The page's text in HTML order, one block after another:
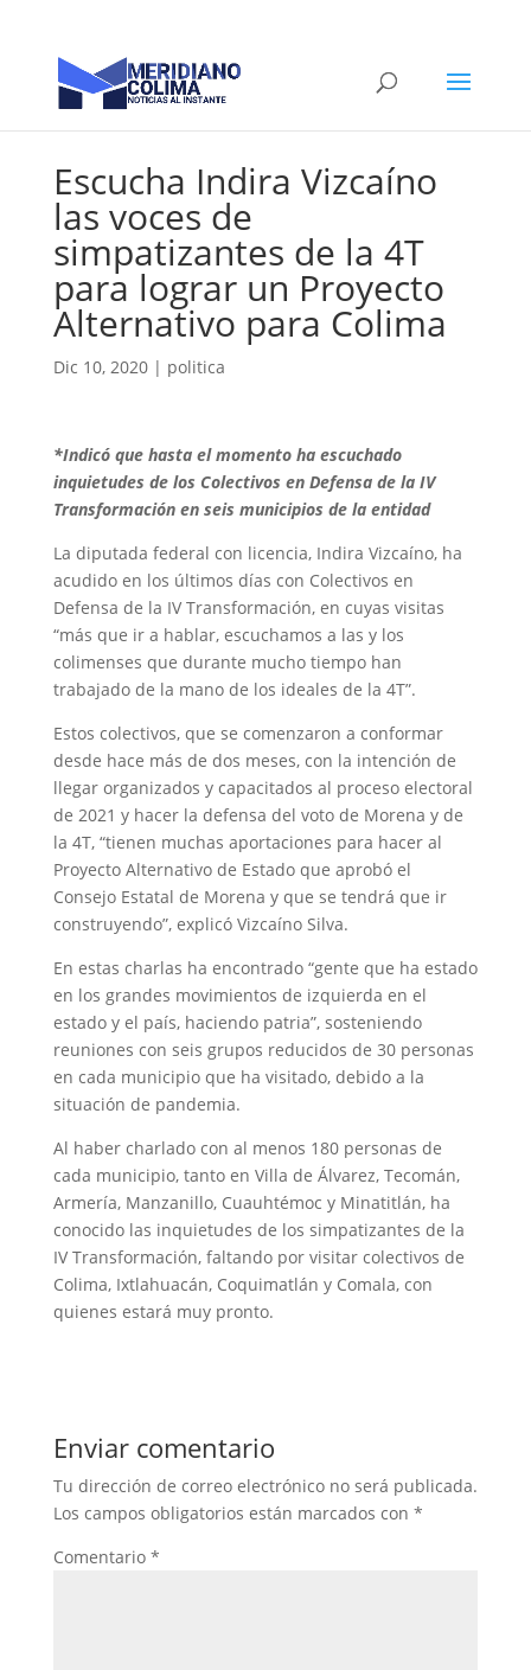
Escucha Indira Vizcaíno
las voces de
simpatizantes de la 4T
para lograr un Proyecto
Alternativo para Colima
Dic 10, 2020| politica
*Indicó que hasta el momento ha escuchado
inquietudes de los Colectivos en Defensa de la IV
Transformación en seis municipios de la entidad
La diputada federal con licencia, Indira Vizcaíno, ha
acudido en los últimos días con Colectivos en
Defensa de la IV Transformación, en cuyas visitas
“más que ir a hablar, escuchamos a las y los
colimenses que durante mucho tiempo han
trabajado de la mano de los ideales de la 4T”.
Estos colectivos, que se comenzaron a conformar
desde hace más de dos meses, con la intención de
llegar organizados y capacitados al proceso electoral
de 2021 y hacer la defensa del voto de Morena y de
la 4T, “tienen muchas aportaciones para hacer al
Proyecto Alternativo de Estado que aprobó el
Consejo Estatal de Morena y que se tendrá que ir
construyendo”, explicó Vizcaíno Silva.
En estas charlas ha encontrado “gente que ha estado
en los grandes movimientos de izquierda en el
estado y el país, haciendo patria”, sosteniendo
reuniones con seis grupos reducidos de 30 personas
en cada municipio que ha visitado, debido a la
situación de pandemia.
Al haber charlado con al menos 180 personas de
cada municipio, tanto en Villa de Álvarez, Tecomán,
Armería, Manzanillo, Cuauhtémoc y Minatitlán, ha
conocido las inquietudes de los simpatizantes de la
IV Transformación, faltando por visitar colectivos de
Colima, Ixtlahuacán, Coquimatlán y Comala, con
quienes estará muy pronto.
Enviar comentario
Tu dirección de correo electrónico no será publicada.
Los campos obligatorios están marcados con *
Comentario *